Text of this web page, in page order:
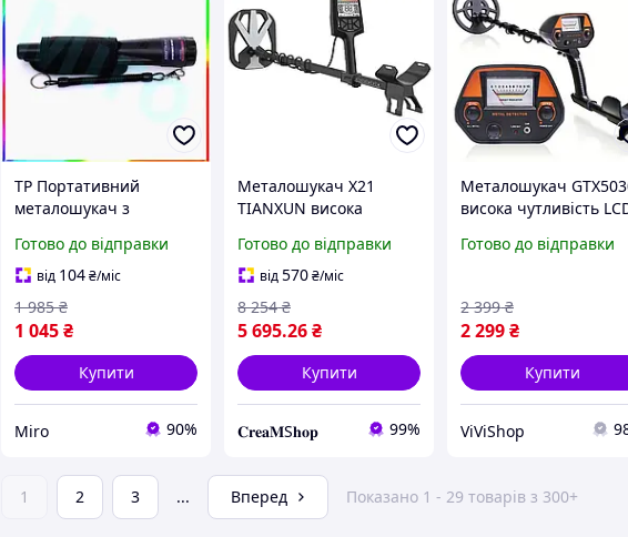
TP Портативний
металошукач з
Miros Luxer для пошуку
металевих предметів
Miro-ll
Готово до відправки
від 104₴/міс
1 045₴
1 985 ₴
Купити
Miro 90%
Металошукач X21
TIANXUN висока
кГц, Чорний
Готово до відправки
від570₴/міс
5 695.26₴
8 254 ₴
Купити
𝐂𝐫𝐞𝐚𝐌S𝐡𝐨𝐩 99%
Металошукач
висока чутливість
предметів до 1 метра з
наборі
Готово до відправки
2 299₴
2 399 ₴
Купити
ViViShop
1 2 3 ... Вперед Показано 1 - 29 товарів з 300+